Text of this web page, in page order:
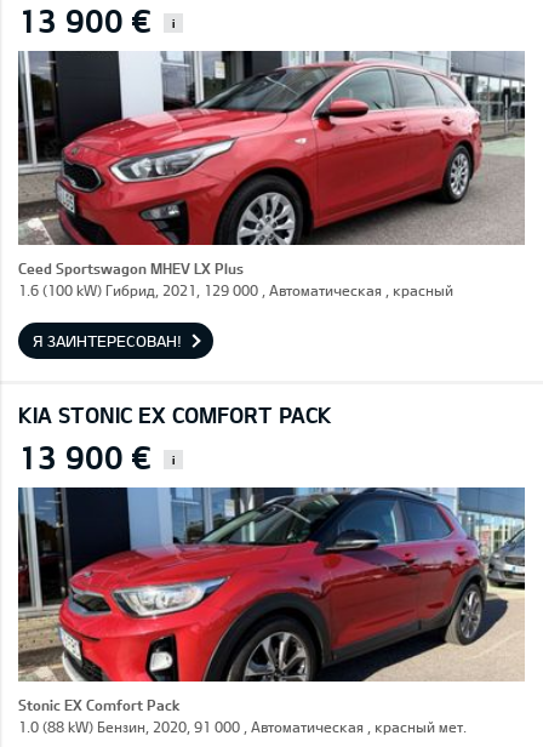
13 900 € i
Ceed Sportswagon MHEV LX Plus
1.6 (100 kW) Гибрид, 2021, 129 000 , Автоматическая , красный
Я ЗАИНТЕРЕСОВАН!
KIA STONIC EX COMFORT PACK
13 900 € i
Stonic EX Comfort Pack
1.0 (88 kW) Бензин, 2020, 91 000 , Автоматическая , красный мет.